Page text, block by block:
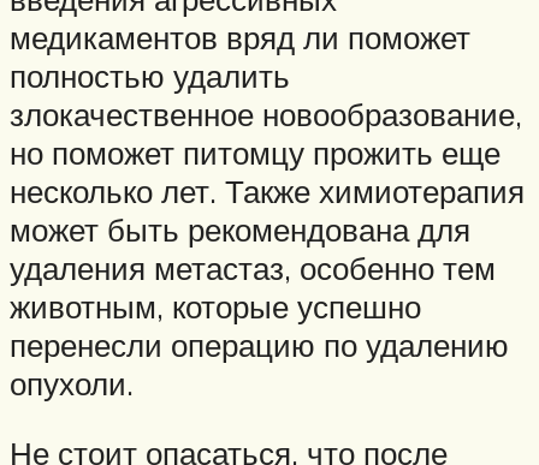
медикаментов вряд ли поможет
полностью удалить
злокачественное новообразование,
но поможет питомцу прожить еще
несколько лет. Также химиотерапия
может быть рекомендована для
удаления метастаз, особенно тем
животным, которые успешно
перенесли операцию по удалению
опухоли.
Не стоит опасаться, что после